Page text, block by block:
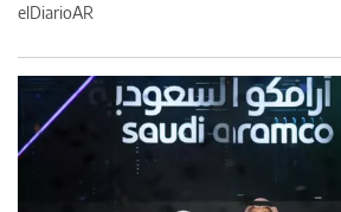
elDiarioAR